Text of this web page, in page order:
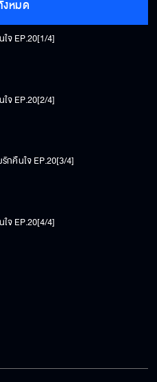
หมด
จ EP.20[1/4]
จ EP.20[2/4]
กคืนใจ EP.20[3/4]
จ EP.20[4/4]